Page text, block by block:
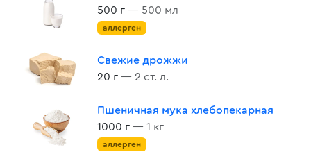
500 г — 500 мл
аллерген
Свежие дрожжи
20 г — 2 ст. л.
Пшеничная мука хлебопекарная
1000 г — 1 кг
аллерген